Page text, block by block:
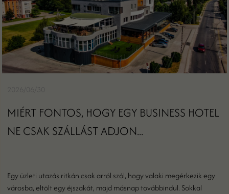
MIÉRT FONTOS, HOGY EGY BUSINESS HOTEL
NE CSAK SZÁLLÁST ADJON...
Egy üzleti utazás ritkán csak arról szól, hogy valaki megérkezik egy
városba, eltölt egy éjszakát, majd másnap továbbindul. Sokkal